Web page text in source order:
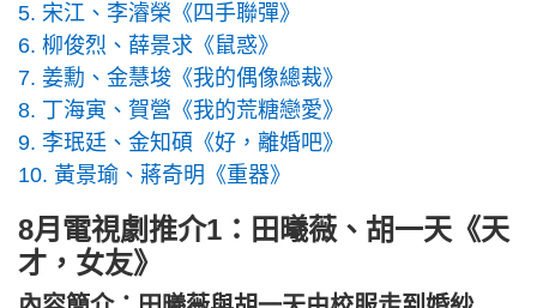
5. 宋江、李濬榮《四手聯彈》
6. 柳俊烈、薛景求《鼠惑》
7. 姜勳、金慧埈《我的偶像總裁》
8. 丁海寅、賀營《我的荒糖戀愛》
9. 李珉廷、金知碩《好，離婚吧》
10. 黃景瑜、蔣奇明《重器》
8月電視劇推介1：田曦薇、胡一天《天
才，女友》